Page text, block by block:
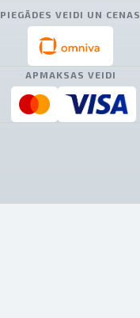
PIEGĀDES VEIDI UN CENAS
APMAKSAS VEIDI